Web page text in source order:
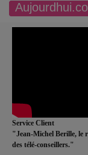
Service Client
"Jean-Michel Berille, le
des télé-conseillers."